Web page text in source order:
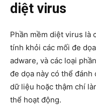
diệt virus
Phần mềm diệt virus là
tính khỏi các mối đe
adware, và các loại
đe dọa này có thể đánh
dữ liệu hoặc thậm chí
thể hoạt động.